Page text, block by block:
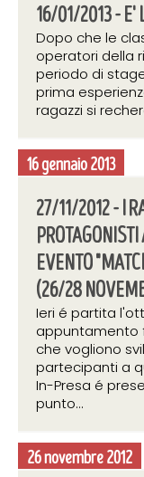
16 gennaio 2013
16/01/2013 - E'
Dopo che le
operatori della
periodo di
prima
ragazzi si
26 novembre 2012
27/11/2012 - I
EVENTO
(26/28
Ieri é partita
appuntamento
che vogliono
partecipanti a
In-Presa é
punto...